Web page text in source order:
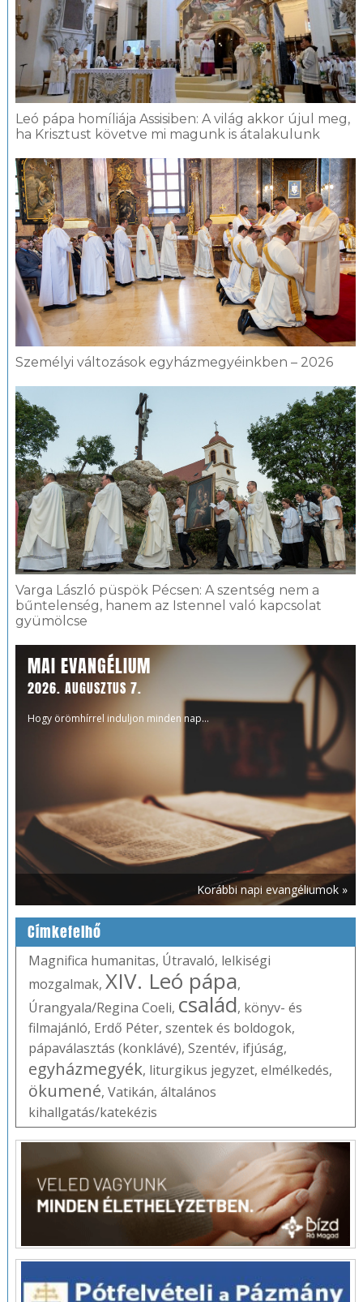
Leó pápa homíliája Assisiben: A világ akkor újul meg,
ha Krisztust követve mi magunk is átalakulunk
Személyi változások egyházmegyéinkben – 2026
Varga László püspök Pécsen: A szentség nem a
bűntelenség, hanem az Istennel való kapcsolat
gyümölcse
MAI EVANGÉLIUM
2026. AUGUSZTUS 7.
Hogy örömhírrel induljon minden nap...
Korábbi napi evangéliumok »
Címkefelhő
Magnifica humanitas, Útravaló, lelkiségi
mozgalmak, XIV. Leó pápa,
Úrangyala/Regina Coeli, család, könyv- és
filmajánló, Erdő Péter, szentek és boldogok,
pápaválasztás (konklávé), Szentév, ifjúság,
egyházmegyék, liturgikus jegyzet, elmélkedés,
ökumené, Vatikán, általános
kihallgatás/katekézis